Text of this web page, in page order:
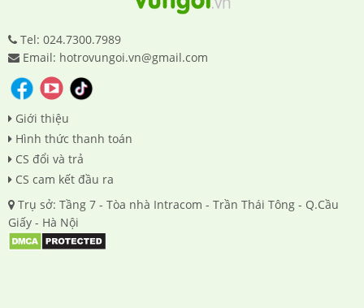
Tel: 024.7300.7989
Email: hotrovungoi.vn@gmail.com
Giới thiệu
Hình thức thanh toán
CS đổi và trả
CS cam kết đầu ra
Trụ sở: Tầng 7 - Tòa nhà Intracom - Trần Thái Tông - Q.Cầu
Giấy - Hà Nội